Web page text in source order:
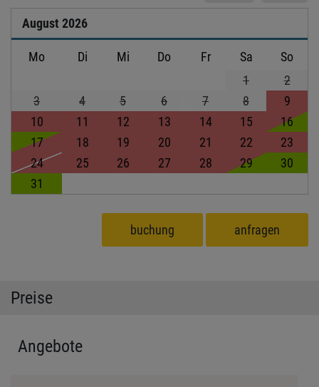
August 2026
Mo Di Mi Do Fr Sa
So
1
2
3
4 5 6 7 8
9
10
11 12 13 14 15
16
17
18 19 20 21 22
23
24
25 26 27 28 29
30
31
buchung anfragen
Preise
Angebote